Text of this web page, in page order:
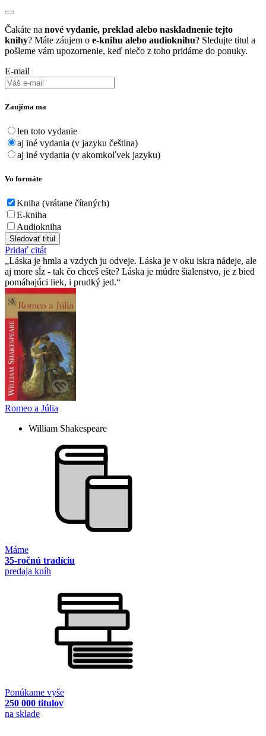
Čakáte na nové vydanie, preklad alebo naskladnenie tejto
knihy? Máte záujem o e-knihu alebo audioknihu? Sledujte titul a
pošleme vám upozornenie, keď niečo z toho pridáme do ponuky.
E-mail
Zaujíma ma
len toto vydanie
aj iné vydania (v jazyku čeština)
aj iné vydania (v akomkoľvek jazyku)
Vo formáte
Kniha (vrátane čítaných)
E-kniha
Audiokniha
Sledovať titul
Pridať citát
Láska je hmla a vzdych ju odveje. Láska je v oku iskra nádeje, ale
aj more sĺz - tak čo chceš ešte? Láska je múdre šialenstvo, je z bied
pomáhajúci liek, i prudký jed.
Romeo a Júlia
William Shakespeare
Máme
35-ročnú tradíciu
predaja kníh
Ponúkame vyše
250 000 titulov
na sklade